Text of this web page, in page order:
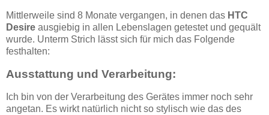
Mittlerweile sind 8 Monate vergangen, in denen das HTC
Desire ausgiebig in allen Lebenslagen getestet und gequält
wurde. Unterm Strich lässt sich für mich das Folgende
festhalten:
Ausstattung und Verarbeitung:
Ich bin von der Verarbeitung des Gerätes immer noch sehr
angetan. Es wirkt natürlich nicht so stylisch wie das des